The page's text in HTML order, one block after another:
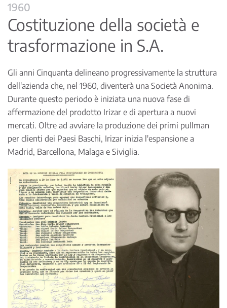
1960
Costituzione della società e
trasformazione in S.A.
Gli anni Cinquanta delineano progressivamente la struttura
dell'azienda che, nel 1960, diventerà una Società Anonima.
Durante questo periodo è iniziata una nuova fase di
affermazione del prodotto Irizar e di apertura a nuovi
mercati. Oltre ad avviare la produzione dei primi pullman
per clienti dei Paesi Baschi, Irizar inizia l'espansione a
Madrid, Barcellona, Malaga e Siviglia.